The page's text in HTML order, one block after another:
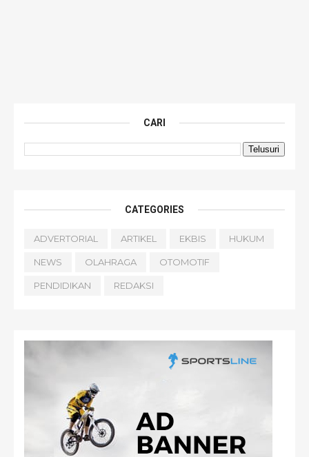
CARI
CATEGORIES
ADVERTORIAL ARTIKEL EKBIS HUKUM
NEWS OLAHRAGA OTOMOTIF
PENDIDIKAN REDAKSI